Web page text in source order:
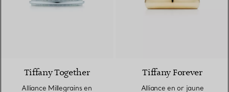
Tiffany Together
Alliance Millegrains en
Tiffany Forever
Alliance en or jaune